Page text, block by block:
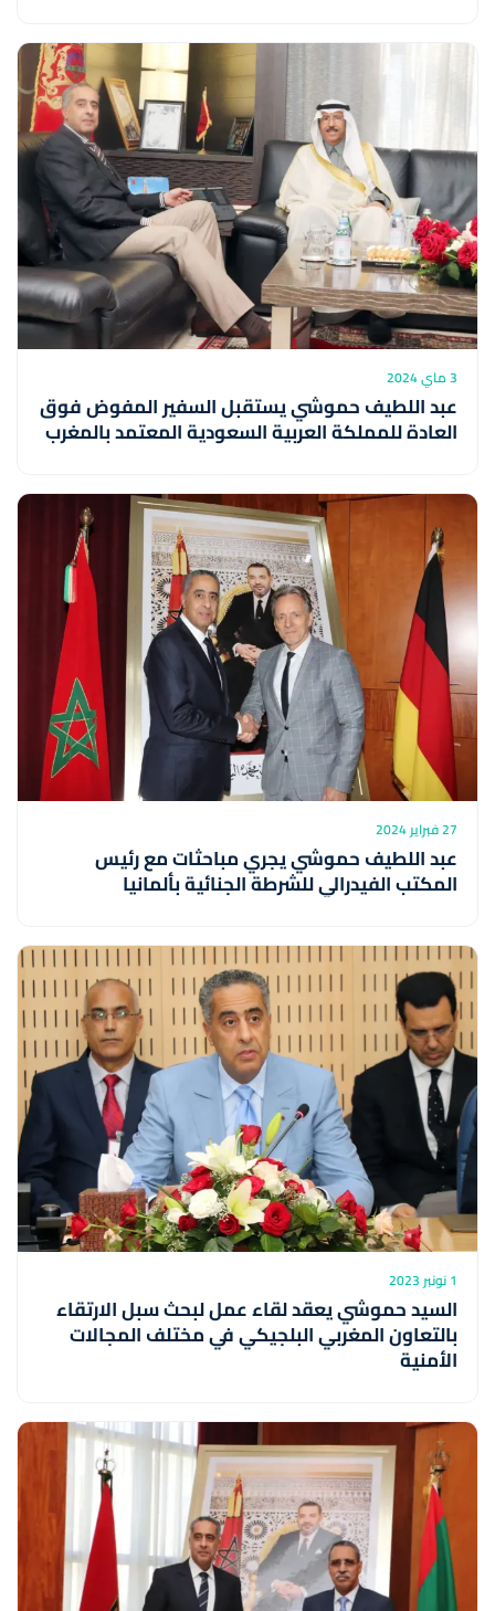
3 ماي 2024
عبد اللطيف حموشي يستقبل السفير المفوض فوق
العادة للمملكة العربية السعودية المعتمد بالمغرب
27 فبراير 2024
عبد اللطيف حموشي يجري مباحثات مع رئيس
المكتب الفيدرالي للشرطة الجنائية بألمانيا
1 نونبر 2023
السيد حموشي يعقد لقاء عمل لبحث سبل الارتقاء
بالتعاون المغربي البلجيكي في مختلف المجالات
الأمنية